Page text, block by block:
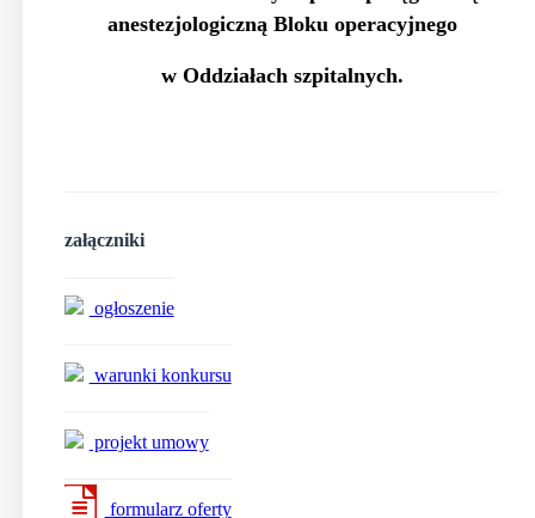
anestezjologiczną Bloku operacyjnego
w Oddziałach szpitalnych.
załączniki
ogłoszenie
warunki konkursu
projekt umowy
formularz oferty